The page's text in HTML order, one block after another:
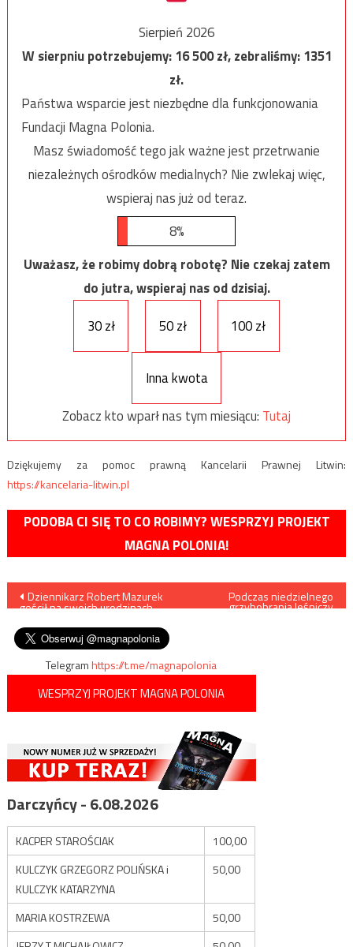
Sierpień 2026
W sierpniu potrzebujemy:16 500zł, zebraliśmy:1351
zł.
Państwa wsparcie jest niezbędne dla funkcjonowania
Fundacji Magna Polonia.
Masz świadomość tego jak ważne jest przetrwanie
niezależnych ośrodków medialnych? Nie zwlekaj więc,
wspieraj nas już od teraz.
8%
Uważasz, że robimy dobrą robotę? Nie czekaj zatem
do jutra, wspieraj nas od dzisiaj.
30 zł
50 zł 100 zł
Inna kwota
Zobacz kto wparł nas tym miesiącu: Tutaj
Dziękujemy za pomoc prawną Kancelarii Prawnej Litwin:
https://kancelaria-litwin.pl
PODOBA CI SIĘ TO CO ROBIMY? WESPRZYJ PROJEKT
MAGNA POLONIA!
Nawigacja
wpisu
Dziennikarz Robert Mazurek
gościł na swoich urodzinach
Podczas niedzielnego
grzybobrania leśniczy
Telegramhttps://t.me/magnapolonia
WESPRZYJ PROJEKT MAGNA POLONIA
Darczyńcy - 6.08.2026
KACPER STAROŚCIAK
100,00
KULCZYK GRZEGORZ POLIŃSKA i
KULCZYK KATARZYNA
50,00
MARIA KOSTRZEWA
50,00